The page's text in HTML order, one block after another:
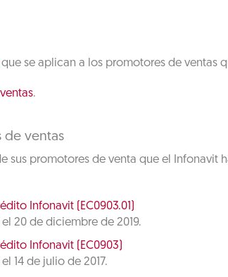
que se aplican a los promotores de ventas
.
de ventas
sus promotores de venta que el
Infonavit (EC0903.01)
20 de diciembre de 2019.
Infonavit (EC0903)
14 de julio de 2017.